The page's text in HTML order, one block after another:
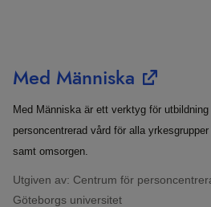
Med Människa
Med Människa är ett verktyg för
personcentrerad vård för alla
samt omsorgen.
Utgiven av: Centrum för
Göteborgs universitet